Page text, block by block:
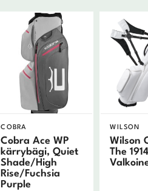
COBRA
Cobra Ace WP
kärrybägi, Quiet
Shade/High
Rise/Fuchsia
Purple
WILSON
Wilson
The